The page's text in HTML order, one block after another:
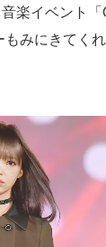
楽イベント
みにきてく